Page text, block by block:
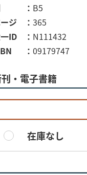
B5
ジ
365
ID
N111432
09179747
・電子書籍
在庫なし